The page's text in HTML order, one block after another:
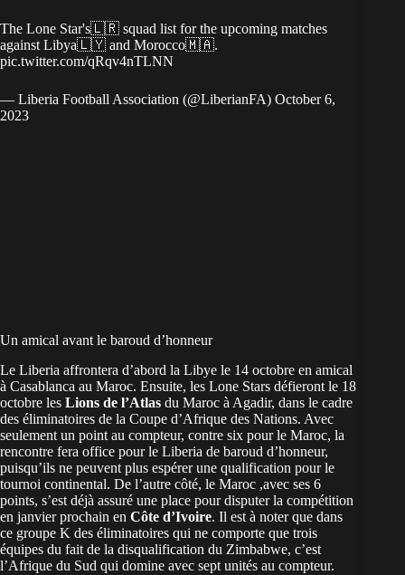
The Lone Star's🇱🇷 squad list for the upcoming matches
against Libya🇱🇾 and Morocco🇲🇦.
pic.twitter.com/qRqv4nTLNN
— Liberia Football Association (@LiberianFA) October 6,
2023
Un amical avant le baroud d’honneur
Le Liberia affrontera d’abord la Libye le 14 octobre en amical
à Casablanca au Maroc. Ensuite, les Lone Stars défieront le 18
octobre les Lions de l’Atlas du Maroc à Agadir, dans le cadre
des éliminatoires de la Coupe d’Afrique des Nations. Avec
seulement un point au compteur, contre six pour le Maroc, la
rencontre fera office pour le Liberia de baroud d’honneur,
puisqu’ils ne peuvent plus espérer une qualification pour le
tournoi continental. De l’autre côté, le Maroc ,avec ses 6
points, s’est déjà assuré une place pour disputer la compétition
en janvier prochain en Côte d’Ivoire. Il est à noter que dans
ce groupe K des éliminatoires qui ne comporte que trois
équipes du fait de la disqualification du Zimbabwe, c’est
l’Afrique du Sud qui domine avec sept unités au compteur.